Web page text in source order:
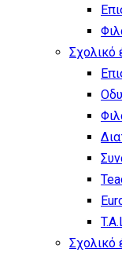
Σχολικό
Σχολικό